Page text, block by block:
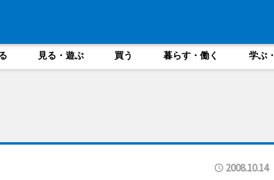
見る・遊ぶ 買う 暮らす・働く 学ぶ
2008.10.14